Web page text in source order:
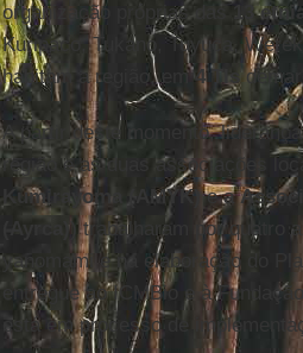
organização próprias das 13
Kuripaco, Tukano, Tuyuca,
habitam a região, em4 TIs
A partir deste momento,
região e as duas associações
Kumirayoma (AMYK) e a
(Ayrca)) trabalharam por quatro
yanomami e na elaboração do
entregue ao ICMBio e à
está em processo de